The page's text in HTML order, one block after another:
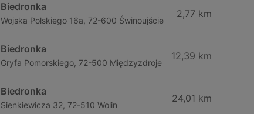
Biedronka
Wojska Polskiego 16a, 72-600 Świnoujście
2,77 km
Biedronka
Gryfa Pomorskiego, 72-500 Międzyzdroje
12,39 km
Biedronka
Sienkiewicza 32, 72-510 Wolin
24,01 km